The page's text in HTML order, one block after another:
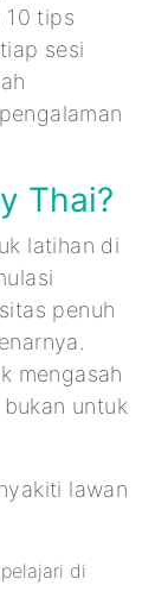
10 tips
sesi
Thai?
latihan di
penuh
mengasah
untuk
lawan
di